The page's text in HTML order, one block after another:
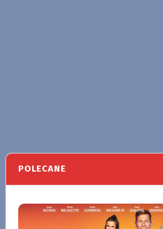
POLECANE